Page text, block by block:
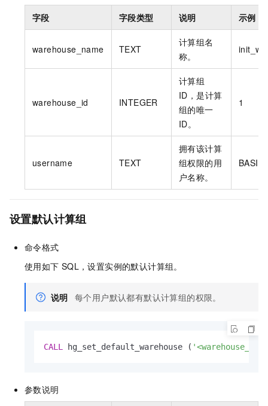
字段 字段类型 说明 示例
warehouse_name TEXT
计算组名
称。
warehouse_id INTEGER
计算组
ID，是计算
组的唯一
ID。
1
username TEXT
拥有该计算
组权限的用
户名称。
设置默认计算组
命令格式
使用如下 SQL，设置实例的默认计算组。
说明 每个用户默认都有默认计算组的权限。
CALL hg_set_default_warehouse (
参数说明